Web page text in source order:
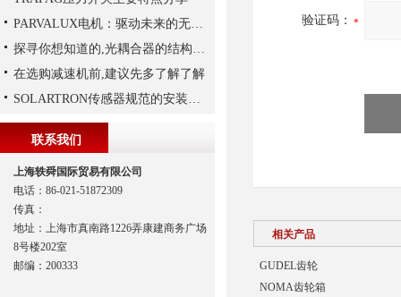
验证码：
相关产品
GUDEL齿轮
NOMA齿轮箱
PARVALUX电机：驱动未来的无限可能
探寻你想知道的,光耦合器的结构组成
在选购减速机前,建议先多了解了解
SOLARTRON传感器规范的安装技巧
联系我们
上海轶舜国际贸易有限公司
电话：86-021-51872309
传真：
地址：上海市真南路1226弄康建商务广场
8号楼202室
邮编：200333